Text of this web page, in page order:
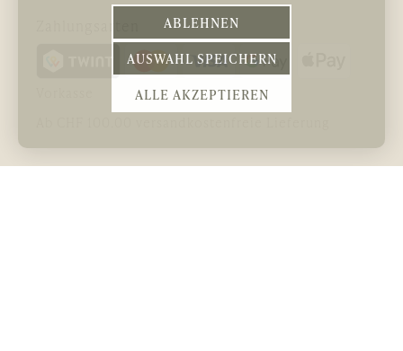
ABLEHNEN
AUSWAHL SPEICHERN
ALLE AKZEPTIEREN